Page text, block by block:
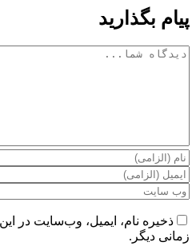
پیام بگذارید
دیدگاه
ذخیره نام، ایمیل، وب‌سایت در
زمانی دیگر.